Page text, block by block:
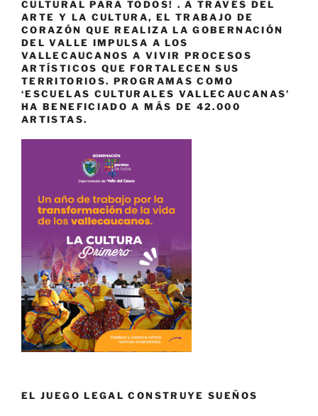
CULTURAL PARA TODOS! . A TRAVÉS DEL
ARTE Y LA CULTURA, EL TRABAJO DE
CORAZÓN QUE REALIZA LA GOBERNACIÓN
DEL VALLE IMPULSA A LOS
VALLECAUCANOS A VIVIR PROCESOS
ARTÍSTICOS QUE FORTALECEN SUS
TERRITORIOS. PROGRAMAS COMO
‘ESCUELAS CULTURALES VALLECAUCANAS’
HA BENEFICIADO A MÁS DE 42.000
ARTISTAS.
EL JUEGO LEGAL CONSTRUYE SUEÑOS